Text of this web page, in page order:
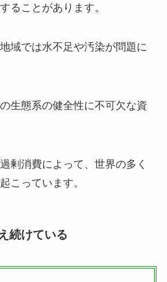
ることがあります。
域では水不足や汚染が問題に
生態系の健全性に不可欠な資
剰消費によって、世界の多く
こっています。
続けている